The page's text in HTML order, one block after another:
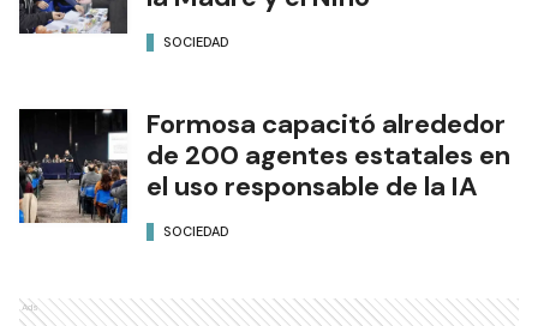
SOCIEDAD
Formosa capacitó alrededor
de 200 agentes estatales en
el uso responsable de la IA
SOCIEDAD
Ads